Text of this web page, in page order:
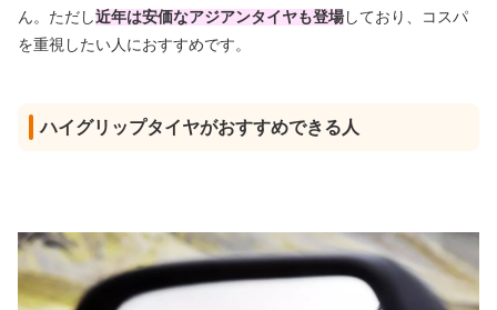
ん。ただし近年は安価なアジアンタイヤも登場しており、コスパ
を重視したい人におすすめです。
ハイグリップタイヤがおすすめできる人